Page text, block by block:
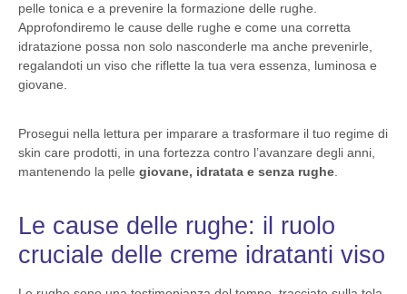
pelle tonica e a prevenire la formazione delle rughe.
Approfondiremo le cause delle rughe e come una corretta
idratazione possa non solo nasconderle ma anche prevenirle,
regalandoti un viso che riflette la tua vera essenza, luminosa e
giovane.
Prosegui nella lettura per imparare a trasformare il tuo regime di
skin care prodotti, in una fortezza contro l’avanzare degli anni,
mantenendo la pelle giovane, idratata e senza rughe
Le cause delle rughe: il ruolo
cruciale delle creme idratanti viso